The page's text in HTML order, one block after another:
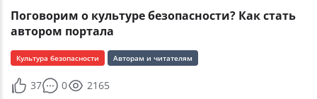
Поговорим о культуре безопасности? Как стать
автором портала
Культура безопасности Авторам и читателям
37 0 2165